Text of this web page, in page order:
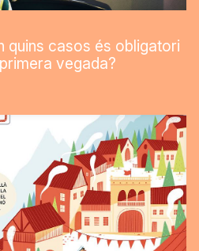
quins casos és obligatori
vegada?